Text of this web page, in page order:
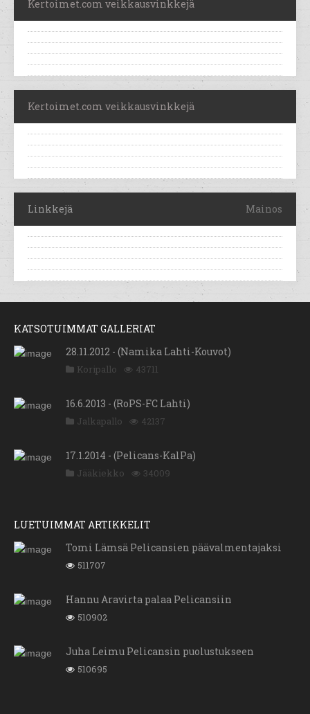
Kertoimet.com veikkausvinkkejä
Kertoimet.com veikkausvinkkejä
Linkkejä Mainos
KATSOTUIMMAT GALLERIAT
28.11.2012 - (Namika Lahti-Kouvot)
Koripallo 43711
16.6.2013 - (RoPS-FC Lahti)
Jalkapallo 42137
17.1.2014 - (Pelicans-KalPa)
Jääkiekko 34009
LUETUIMMAT ARTIKKELIT
Tomi Lämsä Pelicansien päävalmentajaksi
511707
Hannu Aravirta palaa Pelicansiin
510902
Juha Leimu Pelicansin puolustukseen
510695